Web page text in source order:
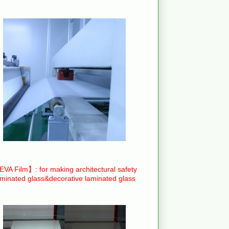
Film】: for making architectural safety
glass&decorative laminated glass